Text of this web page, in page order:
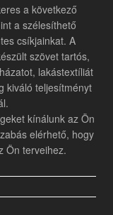
a következő
a szélesíthető
csíkjainkat. A
szövet tartós,
lakástextíliát
kiváló teljesítményt
kínálunk az Ön
elérhető, hogy
Ön terveihez.